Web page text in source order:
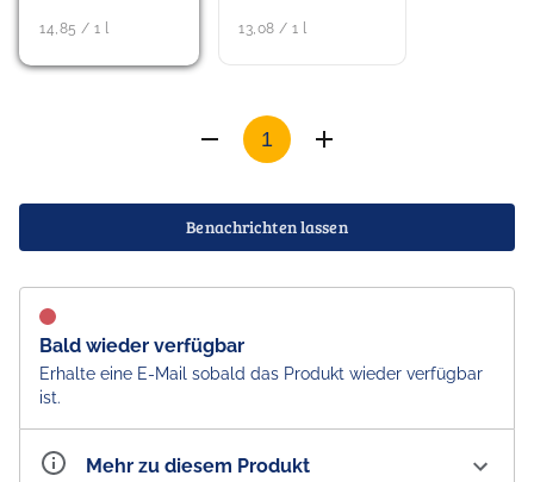
14,85 / 1 l 13,08 / 1 l
Benachrichten lassen
Bald wieder verfügbar
Erhalte eine E-Mail sobald das Produkt wieder verfügbar
ist.
Mehr zu diesem Produkt